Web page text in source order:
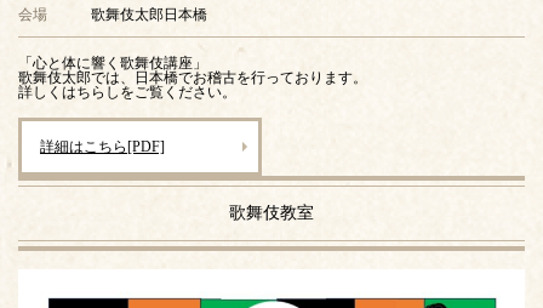
会場 歌舞伎太郎日本橋
「心と体に響く歌舞伎講座」
歌舞伎太郎では、日本橋でお稽古を行っております。
詳しくはちらしをご覧ください。
詳細はこちら[PDF]
歌舞伎教室